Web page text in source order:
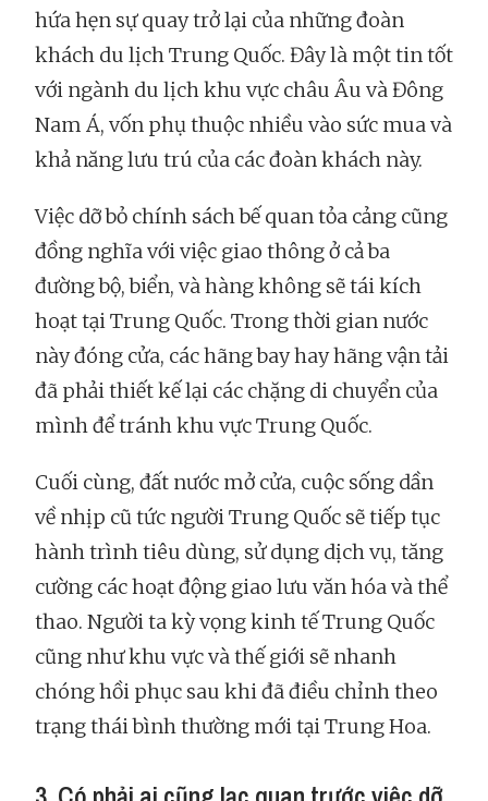
hứa hẹn sự quay trở lại của những đoàn
khách du lịch Trung Quốc. Đây là một tin tốt
với ngành du lịch khu vực châu Âu và Đông
Nam Á, vốn phụ thuộc nhiều vào sức mua và
khả năng lưu trú của các đoàn khách này.
Việc dỡ bỏ chính sách bế quan tỏa cảng cũng
đồng nghĩa với việc giao thông ở cả ba
đường bộ, biển, và hàng không sẽ tái kích
hoạt tại Trung Quốc. Trong thời gian nước
này đóng cửa, các hãng bay hay hãng vận tải
đã phải thiết kế lại các chặng di chuyển của
mình để tránh khu vực Trung Quốc.
Cuối cùng, đất nước mở cửa, cuộc sống dần
về nhịp cũ tức người Trung Quốc sẽ tiếp tục
hành trình tiêu dùng, sử dụng dịch vụ, tăng
cường các hoạt động giao lưu văn hóa và thể
thao. Người ta kỳ vọng kinh tế Trung Quốc
cũng như khu vực và thế giới sẽ nhanh
chóng hồi phục sau khi đã điều chỉnh theo
trạng thái bình thường mới tại Trung Hoa.